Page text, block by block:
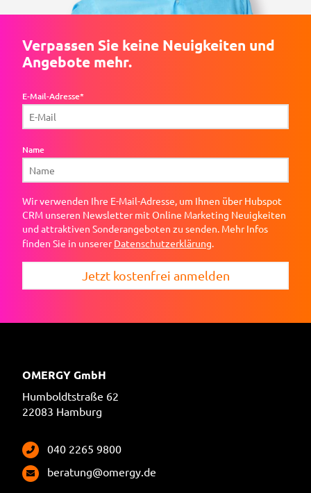
Verpassen Sie keine Neuigkeiten und
Angebote mehr.
E-Mail-Adresse*
Name
Wir verwenden Ihre E-Mail-Adresse, um Ihnen über Hubspot
CRM unseren Newsletter mit Online Marketing Neuigkeiten
und attraktiven Sonderangeboten zu senden. Mehr Infos
finden Sie in unsererDatenschutzerklärung.
Jetzt kostenfrei anmelden
OMERGY GmbH
Humboldtstraße 62
22083 Hamburg
040 2265 9800
beratung@omergy.de